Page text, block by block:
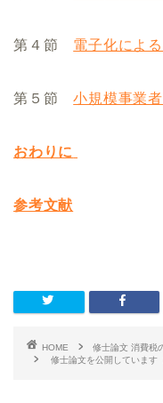
第４節 電子化によ
第５節小規模事業
おわりに
参考文献
HOME
修士論文 消費税
修士論文を公開しています